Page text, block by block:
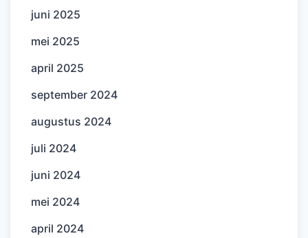
juni 2025
mei 2025
april 2025
september 2024
augustus 2024
juli 2024
juni 2024
mei 2024
april 2024